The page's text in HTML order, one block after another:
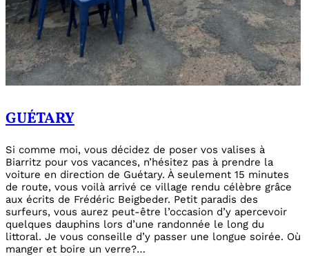
GUÉTARY
Si comme moi, vous décidez de poser vos valises à
Biarritz pour vos vacances, n’hésitez pas à prendre la
voiture en direction de Guétary. À seulement 15 minutes
de route, vous voilà arrivé ce village rendu célèbre grâce
aux écrits de Frédéric Beigbeder. Petit paradis des
surfeurs, vous aurez peut-être l’occasion d’y apercevoir
quelques dauphins lors d’une randonnée le long du
littoral. Je vous conseille d’y passer une longue soirée. Où
manger et boire un verre?…